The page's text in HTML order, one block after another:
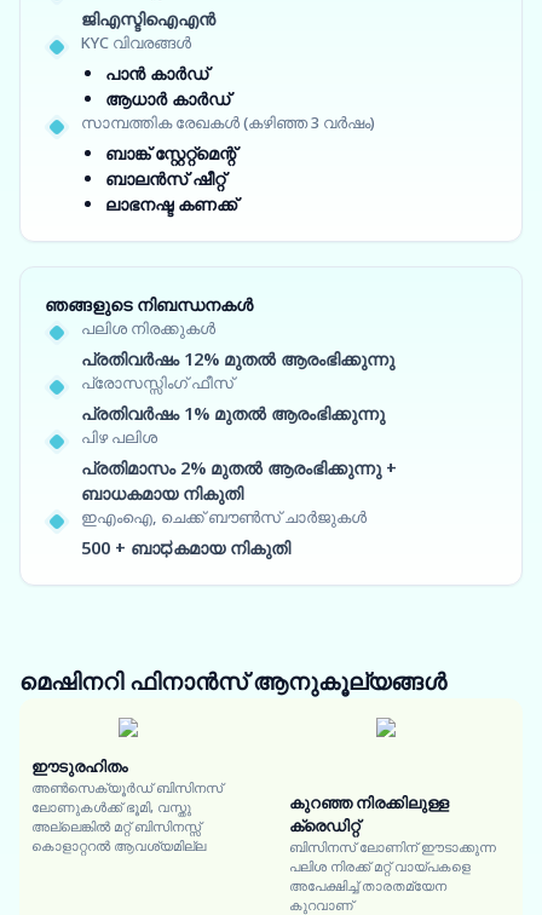
ജിഎസ്ടിഐഎൻ
KYC വിവരങ്ങൾ
പാൻ കാർഡ്
ആധാർ കാർഡ്
സാമ്പത്തിക രേഖകൾ (കഴിഞ്ഞ 3 വർഷം)
ബാങ്ക് സ്റ്റേറ്റ്‌മെന്റ്
ബാലൻസ് ഷീറ്റ്
ലാഭനഷ്ട കണക്ക്
ഞങ്ങളുടെ നിബന്ധനകൾ
പലിശ നിരക്കുകൾ
പ്രതിവർഷം 12% മുതൽ ആരംഭിക്കുന്നു
പ്രോസസ്സിംഗ് ഫീസ്
പ്രതിവർഷം 1% മുതൽ ആരംഭിക്കുന്നു
പിഴ പലിശ
പ്രതിമാസം 2% മുതൽ ആരംഭിക്കുന്നു +
ബാധകമായ നികുതി
ഇഎംഐ, ചെക്ക് ബൗൺസ് ചാർജുകൾ
500 + ബാಧകമായ നികുതി
മെഷിനറി ഫിനാൻസ്ആനുകൂല്യങ്ങൾ
ഈടുരഹിതം
അൺസെക്യൂർഡ് ബിസിനസ്
ലോണുകൾക്ക് ഭൂമി, വസ്തു
അല്ലെങ്കിൽ മറ്റ് ബിസിനസ്സ്
കൊളാറ്ററൽ ആവശ്യമില്ല
കുറഞ്ഞ നിരക്കിലുള്ള
ക്രെഡിറ്റ്
ബിസിനസ് ലോണിന് ഈടാക്കുന്ന
പലിശ നിരക്ക് മറ്റ് വായ്പകളെ
അപേക്ഷിച്ച് താരതമ്യേന
കുറവാണ്